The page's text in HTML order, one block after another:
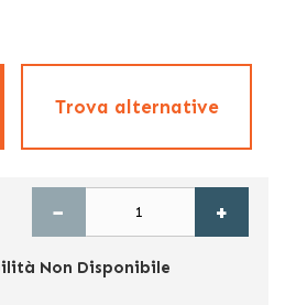
Trova alternative
− +
Non Disponibile